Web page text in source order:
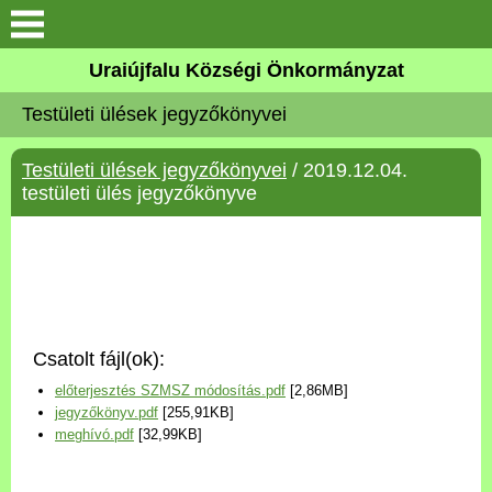
Köszöntő
Elérhetőségek
Uraiújfalu
Választási információk
Versenyképes Járások
Uraiújfalu Községi Önkormányzat
Testületi ülések jegyzőkönyvei
Testületi ülések jegyzőkönyvei / 2019.12.04.
testületi ülés jegyzőkönyve
Csatolt fájl(ok):
előterjesztés SZMSZ módosítás.pdf [2,86MB]
jegyzőkönyv.pdf [255,91KB]
meghívó.pdf [32,99KB]